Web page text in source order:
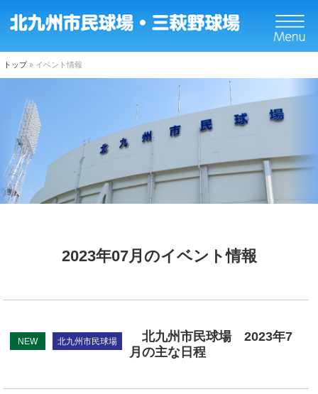
トップ» イベント情報
2023年07月のイベント情報
NEW 北九州市民球場
北九州市民球場 2023年7
月の主な日程
トップ
ニュース
球場についてのご案内
ご利用概要